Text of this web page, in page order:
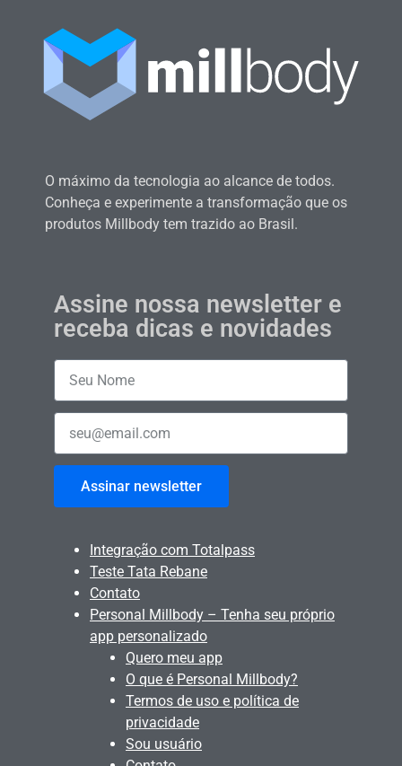
O máximo da tecnologia ao alcance de todos.
Conheça e experimente a transformação que os
produtos Millbody tem trazido ao Brasil.
Assine nossa newsletter e
receba dicas e novidades
Assinar newsletter
Integração com Totalpass
Teste Tata Rebane
Contato
Personal Millbody – Tenha seu próprio
app personalizado
Quero meu app
O que é Personal Millbody?
Termos de uso e política de
privacidade
Sou usuário